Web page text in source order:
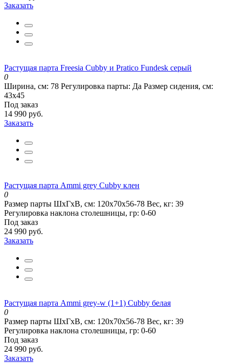
Заказать
Растущая парта Freesia Cubby и Pratico Fundesk серый
0
Ширина, см: 78 Регулировка парты: Да Размер сидения, см:
43х45
Под заказ
14 990 руб.
Заказать
Растущая парта Ammi grey Cubby клен
0
Размер парты ШхГхВ, см: 120x70x56-78 Вес, кг: 39
Регулировка наклона столешницы, гр: 0-60
Под заказ
24 990 руб.
Заказать
Растущая парта Ammi grey-w (1+1) Cubby белая
0
Размер парты ШхГхВ, см: 120x70x56-78 Вес, кг: 39
Регулировка наклона столешницы, гр: 0-60
Под заказ
24 990 руб.
Заказать